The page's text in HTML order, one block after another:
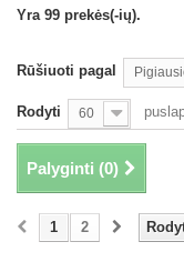
Yra 99 prekės(-ių).
Rūšiuoti pagal
Rodyti 60
Palyginti (0)
1 2